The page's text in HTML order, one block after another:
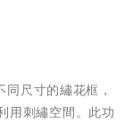
尺寸的繡花框，
用刺繡空間。此功